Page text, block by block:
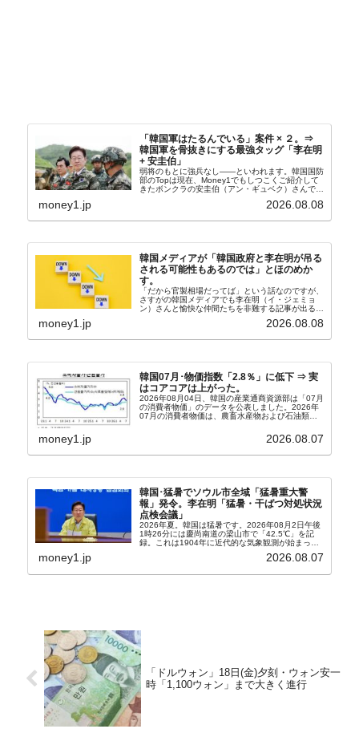
「韓国軍はたるんでいる」案件 × ２。⇒
韓国軍を骨抜きにする最強タッグ「李在明
+ 安圭伯」
弱将のもとに強兵なし――といわれます。韓国国防
部のTopは現在、Money1でもしつこくご紹介して
きたボンクラの安圭伯（アン・ギュベク）さんで
さんと「韓国初の文官上がり」の国防部長官安圭伯
money1.jp 2026.08.08
韓国メディアが「韓国政府と李在明が吊る
される可能性もあるのでは」とほのめか
す。
「だから官製相場だってば」という話なのですが、
さすがの韓国メディアでも李在明（イ・ジェミョ
ン）さんと愉快な仲間たちを非難する記事が出るよ
『朝鮮日報』に面白い記事が出ています。「東西南
money1.jp 2026.08.08
韓国07月･物価指数「2.8％」に低下 ⇒ 実
はコアコアは上がった。
2026年08月04日、韓国の産業通商資源部は「07月
の消費者物価」のデータを公表しました。2026年
07月の消費者物価は、農畜水産物および石油類の
2.8％上昇（06月は3.2％）となり、上昇率は前...
money1.jp 2026.08.07
韓国･猛暑でソウル市全域「猛暑重大警
報」発令。李在明「猛暑・干ばつ対処状況
点検会議」
2026年夏。韓国は猛暑です。2026年08月2日午後
1時26分には慶尚南道の梁山市で「42.5℃」を記
録。これは1904年に近代的な気象観測が始まって
ウル市全域への「猛暑重大警報」が発令され...
money1.jp 2026.08.07
「ドルウォン」18日(金)夕刻・ウォン安一
時「1,100ウォン」まで大きく進行